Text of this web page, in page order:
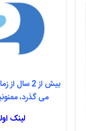
بیش از 2
می گذرد،
لینک